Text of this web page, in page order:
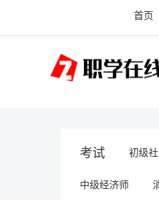
首页
考试 初级
中级经济师